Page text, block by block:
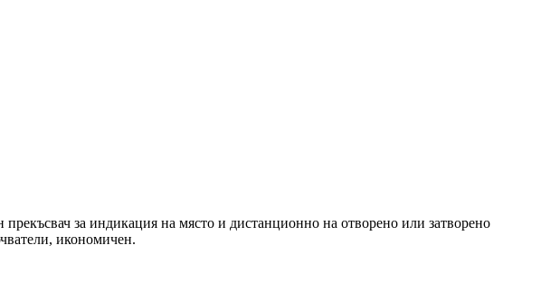
за индикация на място и дистанционно на отворено или затворено
икономичен.